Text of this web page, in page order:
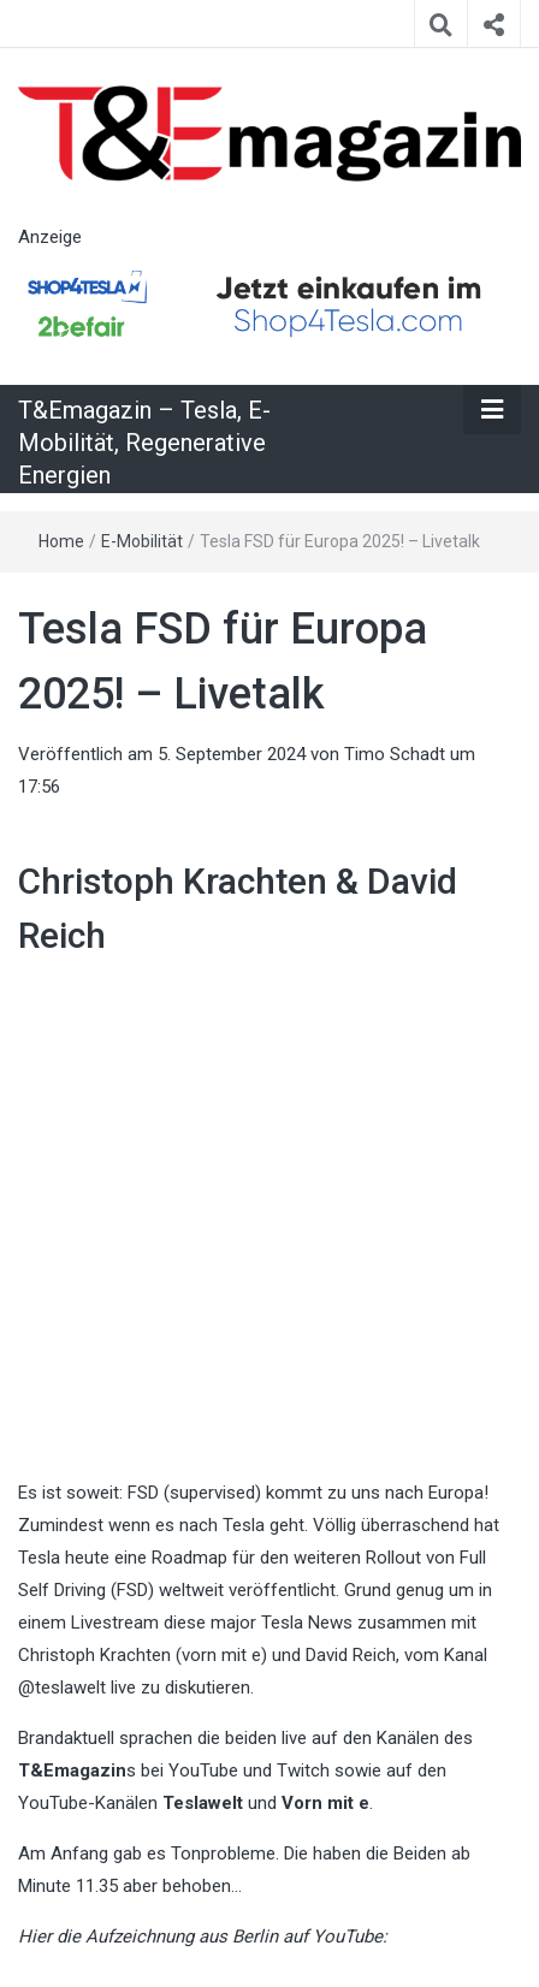
– Tesla, E-
Regenerative
Energien
Anzeige
T&Emagazin – Tesla, E-
Mobilität, Regenerative
Energien
Home / E-Mobilität / Tesla FSD für Europa 2025! – Livetalk
Tesla FSD für Europa
2025! – Livetalk
Veröffentlich am 5. September 2024von Timo Schadt um
17:56
Christoph Krachten & David
Reich
Es ist soweit: FSD (supervised) kommt zu uns nach Europa!
Zumindest wenn es nach Tesla geht. Völlig überraschend hat
Tesla heute eine Roadmap für den weiteren Rollout von Full
Self Driving (FSD) weltweit veröffentlicht. Grund genug um in
einem Livestream diese major Tesla News zusammen mit
Christoph Krachten (vorn mit e) und David Reich, vom Kanal
@teslawelt live zu diskutieren.
Brandaktuell sprachen die beiden live auf den Kanälen des
T&Emagazins bei YouTube und Twitch sowie auf den
YouTube-Kanälen Teslawelt und Vorn mit e.
Am Anfang gab es Tonprobleme. Die haben die Beiden ab
Minute 11.35 aber behoben…
Hier die Aufzeichnung aus Berlin auf YouTube: